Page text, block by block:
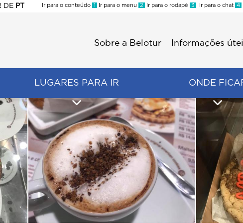
DE PT
Ir para o conteúdo 1 Ir para o menu 2 Ir para o rodapé 3 Ir para o chat 4
Sobre a Belotur Informações
LUGARES PARA IR ONDE